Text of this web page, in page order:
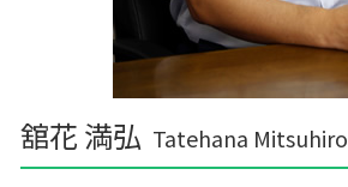
舘花 満弘 Tatehana Mitsuhiro